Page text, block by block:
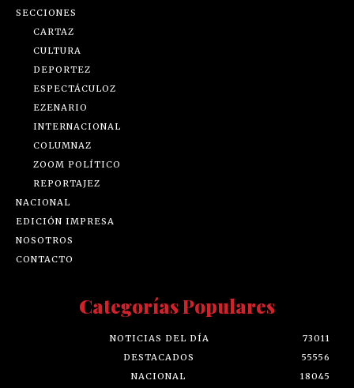
SECCIONES
CARTAZ
CULTURA
DEPORTEZ
ESPECTÁCULOZ
EZENARIO
INTERNACIONAL
COLUMNAZ
ZOOM POLÍTICO
REPORTAJEZ
NACIONAL
EDICIÓN IMPRESA
NOSOTROS
CONTACTO
Categorías Populares
NOTICIAS DEL DÍA
73011
DESTACADOS
55556
NACIONAL
18045